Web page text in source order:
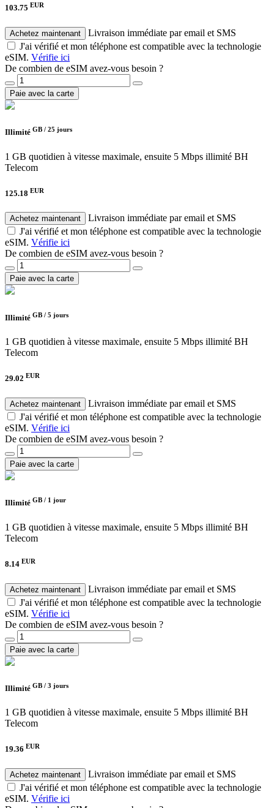
103.75 EUR
Achetez maintenant
Livraison immédiate par email et SMS
J'ai vérifié et mon téléphone est compatible avec la technologie
eSIM. Vérifie ici
De combien de eSIM avez-vous besoin ?
Paie avec la carte
Illimité GB / 25 jours
1 GB quotidien à vitesse maximale, ensuite 5 Mbps illimité BH
Telecom
125.18 EUR
Achetez maintenant
Livraison immédiate par email et SMS
J'ai vérifié et mon téléphone est compatible avec la technologie
eSIM. Vérifie ici
De combien de eSIM avez-vous besoin ?
Paie avec la carte
Illimité GB / 5 jours
1 GB quotidien à vitesse maximale, ensuite 5 Mbps illimité BH
Telecom
29.02 EUR
Achetez maintenant
Livraison immédiate par email et SMS
J'ai vérifié et mon téléphone est compatible avec la technologie
eSIM. Vérifie ici
De combien de eSIM avez-vous besoin ?
Paie avec la carte
Illimité GB / 1 jour
1 GB quotidien à vitesse maximale, ensuite 5 Mbps illimité BH
Telecom
8.14 EUR
Achetez maintenant
Livraison immédiate par email et SMS
J'ai vérifié et mon téléphone est compatible avec la technologie
eSIM. Vérifie ici
De combien de eSIM avez-vous besoin ?
Paie avec la carte
Illimité GB / 3 jours
1 GB quotidien à vitesse maximale, ensuite 5 Mbps illimité BH
Telecom
19.36 EUR
Achetez maintenant
Livraison immédiate par email et SMS
J'ai vérifié et mon téléphone est compatible avec la technologie
eSIM. Vérifie ici